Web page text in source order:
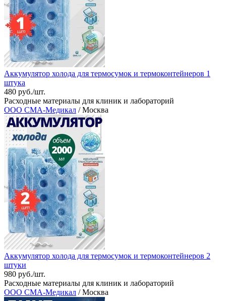
Аккумулятор холода для термосумок и термоконтейнеров 1
штука
480 руб./шт.
Расходные материалы для клиник и лабораторий
ООО СМА-Медикал / Москва
Аккумулятор холода для термосумок и термоконтейнеров 2
штуки
980 руб./шт.
Расходные материалы для клиник и лабораторий
ООО СМА-Медикал / Москва